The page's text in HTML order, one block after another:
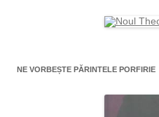
NE VORBEȘTE PĂRINTELE PORFIRIE